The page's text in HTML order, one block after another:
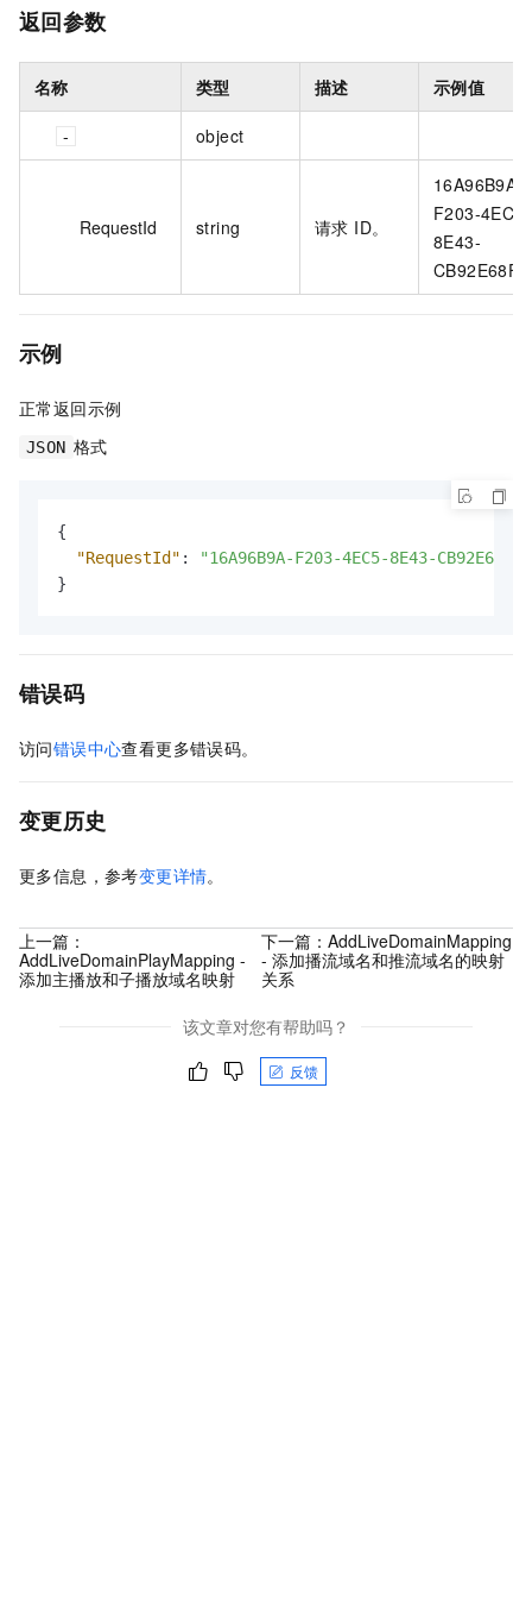
返回参数
名称 类型 描述 示例值
object
RequestId string 请求 ID。
16A96B9A-
F203-4EC5-
8E43-
示例
正常返回示例
JSON 格式
{
"RequestId" :
"16A96B9A-F203-4EC5-8E43-
}
错误码
访问错误中心查看更多错误码。
变更历史
更多信息，参考变更详情。
上一篇：
AddLiveDomainPlayMapping -
添加主播放和子播放域名映射
下一篇：AddLiveDomainMapping
- 添加播流域名和推流域名的映射
关系
该文章对您有帮助吗？
反馈